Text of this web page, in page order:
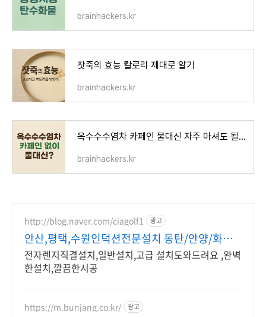
brainhackers.kr
잣죽의 효능 칼로리 제대로 알기
brainhackers.kr
옥수수수염차 카페인 물대신 자주 마셔도 될까
brainhackers.kr
http://blog.naver.com/ciagolf1 광고
안산,평택,수원인덕션전문설치 동탄/안양/화성/
용인인덕션
전자렌지직결설치,일반설치,고급 설치도와드려요 ,완벽
한설치,깔끔한시공
https://m.bunjang.co.kr/ 광고